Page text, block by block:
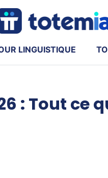
LINGUISTIQUE
: Tout ce